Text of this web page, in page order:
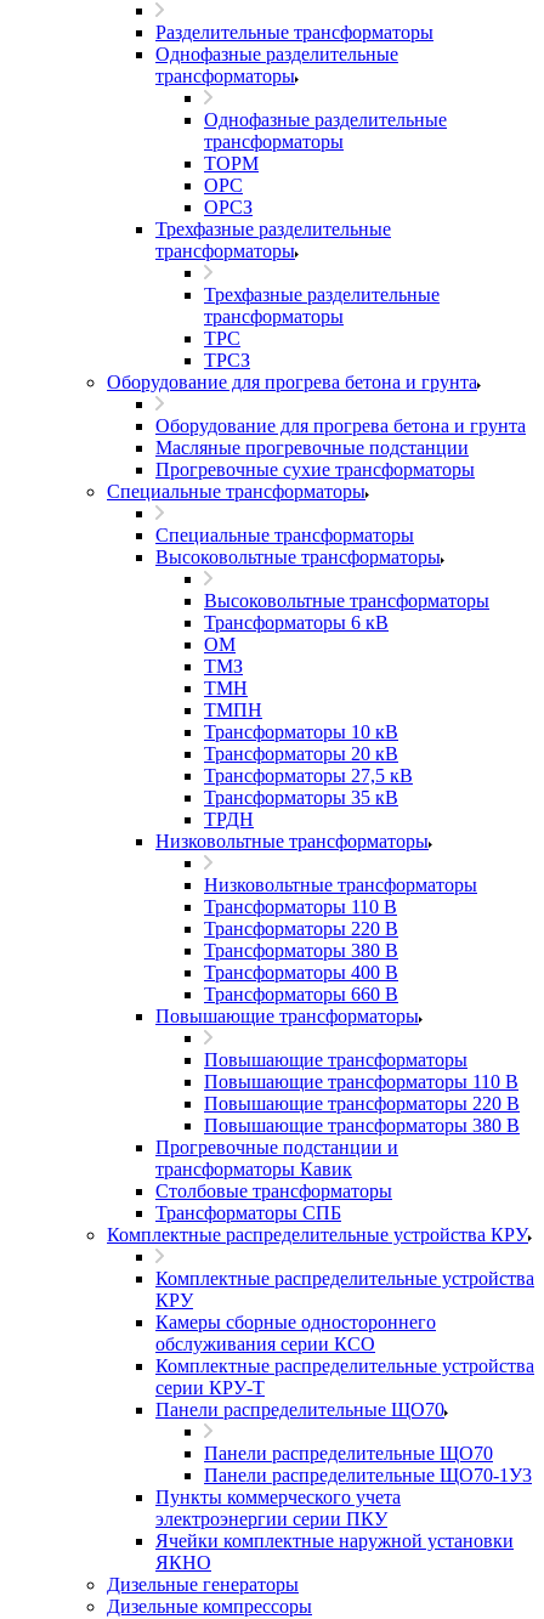
Разделительные трансформаторы
Однофазные разделительные
трансформаторы
Однофазные разделительные
трансформаторы
ТОРМ
ОРС
ОРСЗ
Трехфазные разделительные
трансформаторы
Трехфазные разделительные
трансформаторы
ТРС
ТРСЗ
Оборудование для прогрева бетона и грунта
Оборудование для прогрева бетона и грунта
Масляные прогревочные подстанции
Прогревочные сухие трансформаторы
Специальные трансформаторы
Специальные трансформаторы
Высоковольтные трансформаторы
Высоковольтные трансформаторы
Трансформаторы 6 кВ
ОМ
ТМЗ
ТМН
ТМПН
Трансформаторы 10 кВ
Трансформаторы 20 кВ
Трансформаторы 27,5 кВ
Трансформаторы 35 кВ
ТРДН
Низковольтные трансформаторы
Низковольтные трансформаторы
Трансформаторы 110 В
Трансформаторы 220 В
Трансформаторы 380 В
Трансформаторы 400 В
Трансформаторы 660 В
Повышающие трансформаторы
Повышающие трансформаторы
Повышающие трансформаторы 110 В
Повышающие трансформаторы 220 В
Повышающие трансформаторы 380 В
Прогревочные подстанции и
трансформаторы Кавик
Столбовые трансформаторы
Трансформаторы СПБ
Комплектные распределительные устройства КРУ
Комплектные распределительные устройства
КРУ
Камеры сборные одностороннего
обслуживания серии КСО
Комплектные распределительные устройства
серии КРУ-Т
Панели распределительные ЩО70
Панели распределительные ЩО70
Панели распределительные ЩО70-1У3
Пункты коммерческого учета
электроэнергии серии ПКУ
Ячейки комплектные наружной установки
ЯКНО
Дизельные генераторы
Дизельные компрессоры